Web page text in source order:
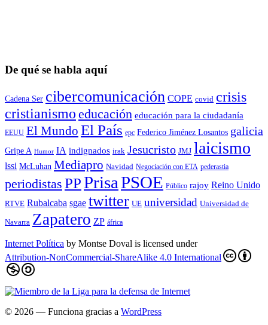
De qué se habla aquí
Cadena Ser cibercomunicación COPE covid crisis
cristianismo educación educación para la ciudadaní­a
EEUU El Mundo El País epc Federico Jiménez Losantos galicia
Gripe A Humor IA indignados irak Jesucristo JMJ laicismo
lssi McLuhan Mediapro Navidad Negociación con ETA pederastia
periodistas PPPrisaPSOE Público rajoy Reino Unido
RTVE Rubalcaba sgae twitter UE universidad Universidad de
Navarra Zapatero ZP áfrica
Internet Política by Montse Doval is licensed under
Attribution-NonCommercial-ShareAlike 4.0 International
© 2026 — Funciona gracias a WordPress